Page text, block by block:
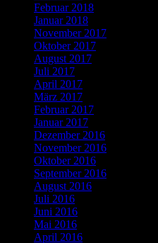
Februar 2018
Januar 2018
November 2017
Oktober 2017
August 2017
Juli 2017
April 2017
März 2017
Februar 2017
Januar 2017
Dezember 2016
November 2016
Oktober 2016
September 2016
August 2016
Juli 2016
Juni 2016
Mai 2016
April 2016